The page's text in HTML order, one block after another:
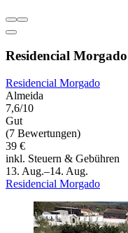
Residencial Morgado
Residencial Morgado
Almeida
7,6/10
Gut
(7 Bewertungen)
39 €
inkl. Steuern & Gebühren
13. Aug.–14. Aug.
Residencial Morgado